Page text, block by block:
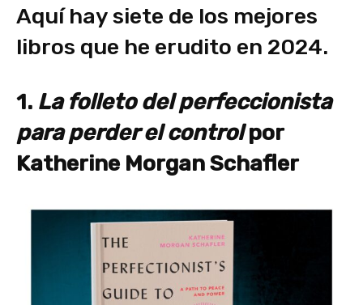
Aquí hay siete de los mejores
libros que he erudito en 2024.
1. La folleto del perfeccionista
para perder el controlpor
Katherine Morgan Schafler